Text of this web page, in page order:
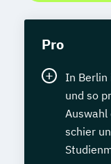
Pro
In Berlin
und so
Auswahl
schier